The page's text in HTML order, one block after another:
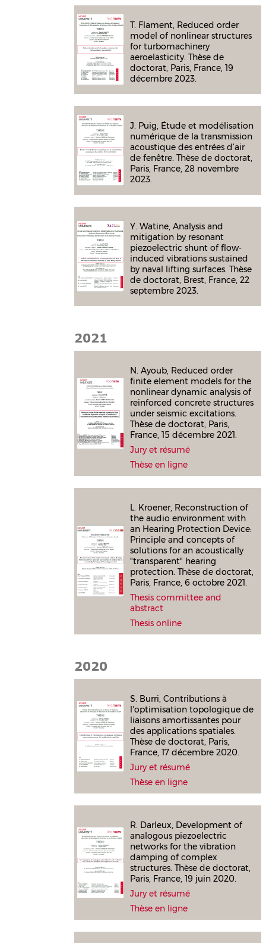
T. Flament, Reduced order
model of nonlinear structures
for turbomachinery
aeroelasticity. Thèse de
doctorat, Paris, France, 19
décembre 2023.
J. Puig, Étude et modélisation
numérique de la transmission
acoustique des entrées d’air
de fenêtre. Thèse de doctorat,
Paris, France, 28 novembre
2023.
Y. Watine, Analysis and
mitigation by resonant
piezoelectric shunt of flow-
induced vibrations sustained
by naval lifting surfaces. Thèse
de doctorat, Brest, France, 22
septembre 2023.
2021
N. Ayoub, Reduced order
finite element models for the
nonlinear dynamic analysis of
reinforced concrete structures
under seismic excitations.
Thèse de doctorat, Paris,
France, 15 décembre 2021.
Jury et résumé
Thèse en ligne
L. Kroener, Reconstruction of
the audio environment with
an Hearing Protection Device:
Principle and concepts of
solutions for an acoustically
"transparent" hearing
protection. Thèse de doctorat,
Paris, France, 6 octobre 2021.
Thesis committee and
abstract
Thesis online
2020
S. Burri, Contributions à
l'optimisation topologique de
liaisons amortissantes pour
des applications spatiales.
Thèse de doctorat, Paris,
France, 17 décembre 2020.
Jury et résumé
Thèse en ligne
R. Darleux, Development of
analogous piezoelectric
networks for the vibration
damping of complex
structures. Thèse de doctorat,
Paris, France, 19 juin 2020.
Jury et résumé
Thèse en ligne